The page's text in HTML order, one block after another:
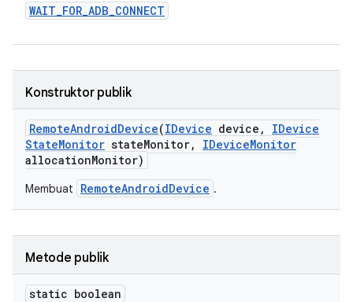
WAIT_FOR_ADB_CONNECT
Konstruktor publik
RemoteAndroidDevice(IDevice device ,
IDevice
StateMonitor stateMonitor, IDeviceMonitor
allocationMonitor)
Membuat RemoteAndroidDevice .
Metode publik
static boolean